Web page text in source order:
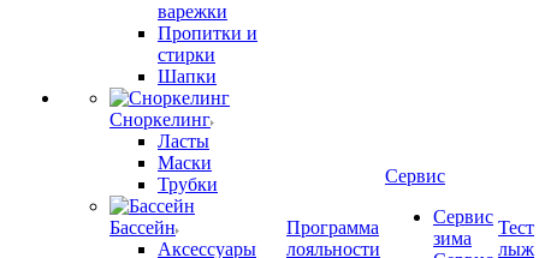
варежки
Пропитки и
стирки
Шапки
Сноркелинг
Ласты
Маски
Трубки
Бассейн
Аксессуары
Программа
лояльности
Сервис
Сервис
зима
Тест
лыж